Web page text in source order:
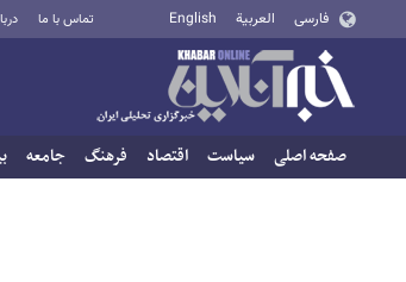
فارسی العربية English تماس با ما
صفحه اصلی سیاست اقتصاد فرهنگ جامعه